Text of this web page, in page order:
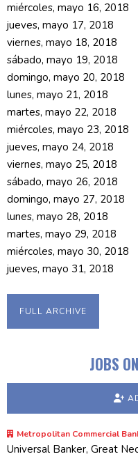
miércoles, mayo 16, 2018
jueves, mayo 17, 2018
viernes, mayo 18, 2018
sábado, mayo 19, 2018
domingo, mayo 20, 2018
lunes, mayo 21, 2018
martes, mayo 22, 2018
miércoles, mayo 23, 2018
jueves, mayo 24, 2018
viernes, mayo 25, 2018
sábado, mayo 26, 2018
domingo, mayo 27, 2018
lunes, mayo 28, 2018
martes, mayo 29, 2018
miércoles, mayo 30, 2018
jueves, mayo 31, 2018
FULL ARCHIVE
JOBS
Metropolitan Commercial
Universal Banker, Great